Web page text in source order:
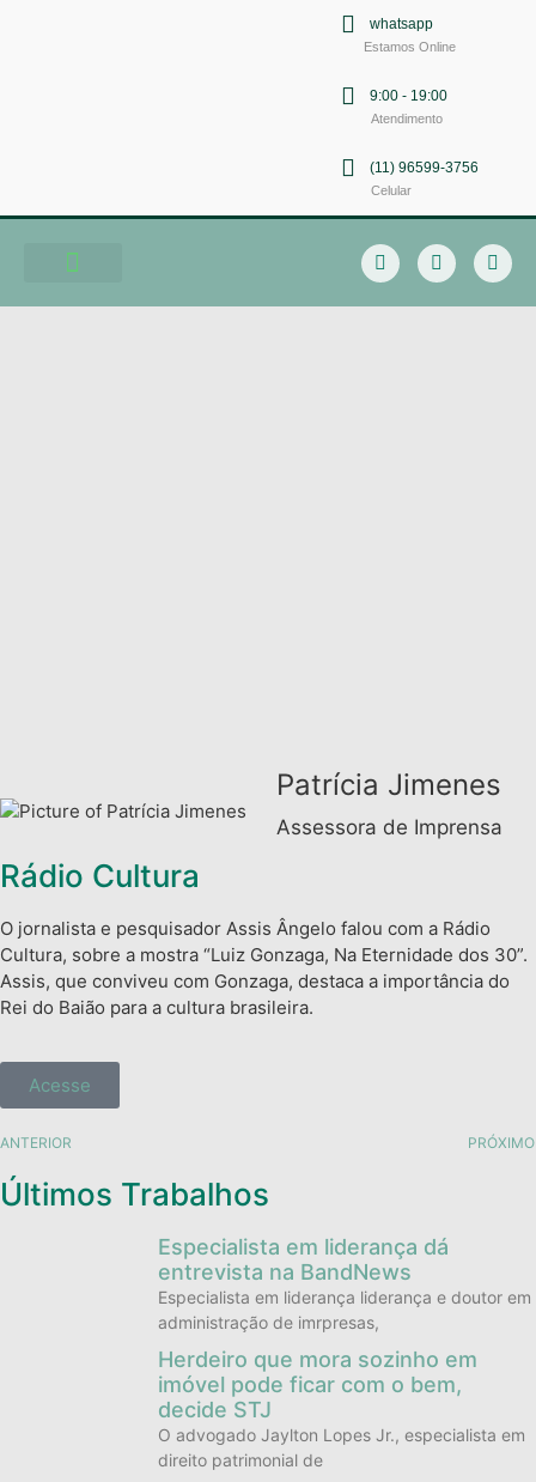
whatsapp
Estamos Online
9:00 - 19:00
Atendimento
(11) 96599-3756
Celular
Patrícia Jimenes
Assessora de Imprensa
Rádio Cultura
O jornalista e pesquisador Assis Ângelo falou com a Rádio
Cultura, sobre a mostra “Luiz Gonzaga, Na Eternidade dos 30”.
Assis, que conviveu com Gonzaga, destaca a importância do
Rei do Baião para a cultura brasileira.
Acesse
ANTERIOR PRÓXIMO
Últimos Trabalhos
Especialista em liderança dá
entrevista na BandNews
Especialista em liderança liderança e doutor em
administração de imrpresas,
Herdeiro que mora sozinho em
imóvel pode ficar com o bem,
decide STJ
O advogado Jaylton Lopes Jr., especialista em
direito patrimonial de